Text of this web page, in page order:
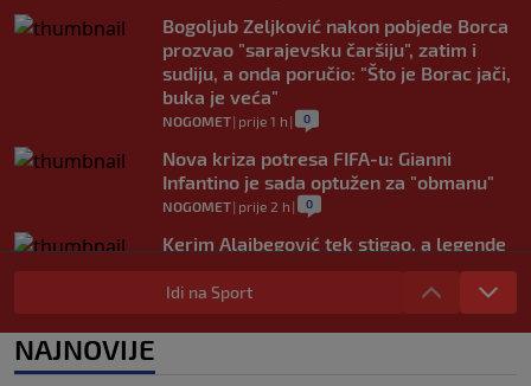
Bogoljub Zeljković nakon pobjede Borca
prozvao "sarajevsku čaršiju", zatim i
sudiju, a onda poručio: "Što je Borac jači,
buka je veća"
NOGOMET| prije 1 h | 0
Nova kriza potresa FIFA-u: Gianni
Infantino je sada optužen za "obmanu"
NOGOMET| prije 2 h | 0
Kerim Alajbegović tek stigao, a legende
Juventusa već oduševljene: "Može biti
okosnica tima"
Idi na Sport
NAJNOVIJE